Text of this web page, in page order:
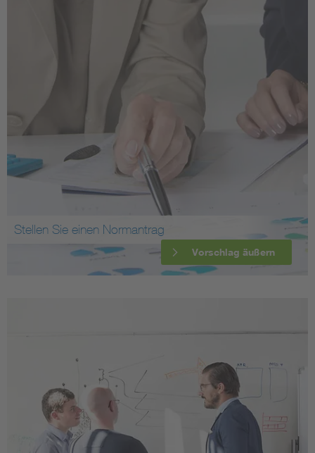
Stellen Sie einen Normantrag
Vorschlag äußern